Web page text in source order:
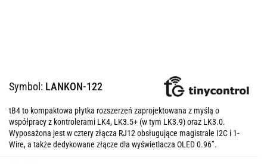
Symbol: LANKON-122
tB4 to kompaktowa płytka rozszerzeń zaprojektowana z myślą o
współpracy z kontrolerami LK4, LK3.5+ (w tym LK3.9) oraz LK3.0.
Wyposażona jest w cztery złącza RJ12 obsługujące magistrale I2C i 1-
Wire, a także dedykowane złącze dla wyświetlacza OLED 0.96”.